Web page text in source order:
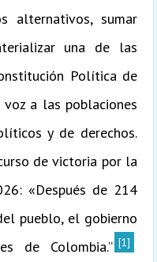
alternativos, sumar
una de las
Política de
a las poblaciones
y de derechos.
de victoria por la
«Después de 214
pueblo, el gobierno
de Colombia.” [1]